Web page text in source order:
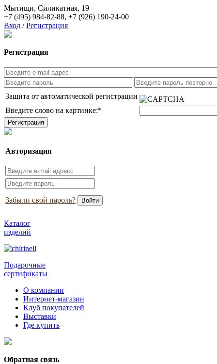
Мытищи, Силикатная, 19
+7 (495) 984-82-88, +7 (926) 190-24-00
Вход / Регистрация
Регистрация
Защита от автоматической регистрации
Введите слово на картинке:*
Авторизация
Забыли свой пароль?
Каталог
изделий
Подарочные
сертификаты
О компании
Интернет-магазин
Клуб покупателей
Выставки
Где купить
Обратная связь